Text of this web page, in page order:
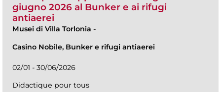
giugno 2026 al Bunker e ai rifugi
antiaerei
Musei di Villa Torlonia -
Casino Nobile, Bunker e rifugi antiaerei
02/01 - 30/06/2026
Didactique pour tous